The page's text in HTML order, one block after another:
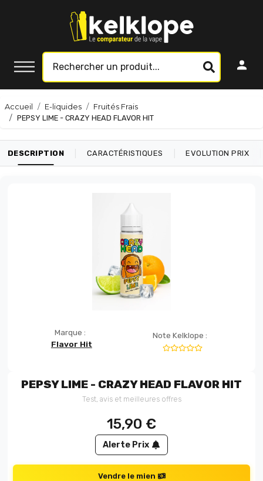
Accueil E-liquides
Fruités Frais
PEPSY LIME - CRAZY HEAD FLAVOR HIT
DESCRIPTION CARACTÉRISTIQUES EVOLUTION PRIX
Marque :
Flavor Hit
Note Kelklope :
PEPSY LIME - CRAZY HEAD FLAVOR HIT
Test, avis et meilleures offres
15,90 €
Alerte Prix
Vendre le mien